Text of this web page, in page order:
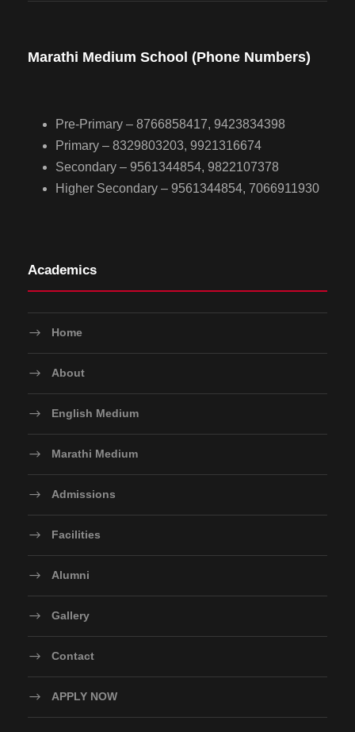
Marathi Medium School (Phone Numbers)
Pre-Primary – 8766858417, 9423834398
Primary – 8329803203, 9921316674
Secondary – 9561344854, 9822107378
Higher Secondary – 9561344854, 7066911930
Academics
Home
About
English Medium
Marathi Medium
Admissions
Facilities
Alumni
Gallery
Contact
APPLY NOW